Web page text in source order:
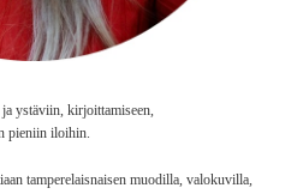
ystäviin, kirjoittamiseen,
pieniin iloihin.
tamperelaisnaisen muodilla, valokuvilla,